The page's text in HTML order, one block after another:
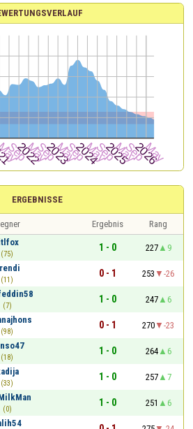
ERGEBNISSE
Ergebnis
Rang
(75)
1 - 0 227
9
(11)
0 - 1 253
-26
(7)
1 - 0 247
6
(98)
0 - 1 270
-23
(18)
1 - 0 264
6
(33)
1 - 0 257
7
(0)
1 - 0 251
6